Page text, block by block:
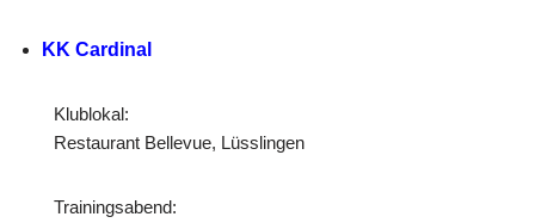
KK Cardinal
Klublokal:
Restaurant Bellevue, Lüsslingen
Trainingsabend: